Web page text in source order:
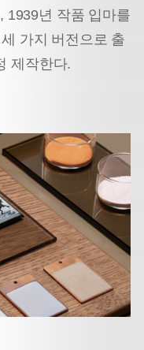
1939년 작품 입마를
가지 버전으로 출
제작한다.